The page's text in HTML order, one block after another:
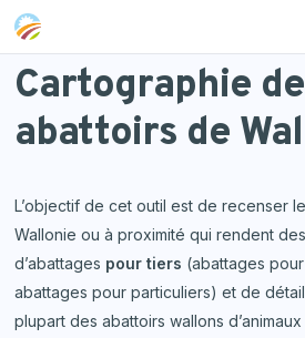
Skip
main
content
Cartographie
abattoirs de
L’objectif de cet outil est de recenser
Wallonie ou à proximité qui rendent
d’abattages pour tiers (abattages
abattages pour particuliers) et de
plupart des abattoirs wallons